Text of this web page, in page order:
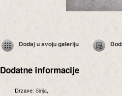
Dodaj u svoju galeriju
Dodatne informacije
Drzave:Sirija,